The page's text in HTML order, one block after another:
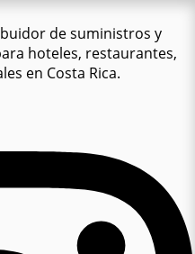
de suministros y
hoteles, restaurantes,
en Costa Rica.